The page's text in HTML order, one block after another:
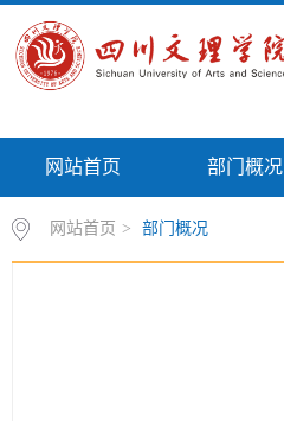
网站首页 部门概况
网站首页 > 部门概况